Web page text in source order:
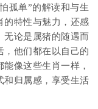
孤单”的解读和与生
的特性与魅力，还感
无论是属猪的随遇而
，他们都在以自己的
像这些生肖一样，
和归属感，享受生活